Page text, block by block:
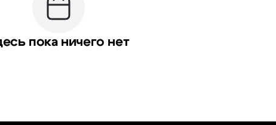
пока ничего нет